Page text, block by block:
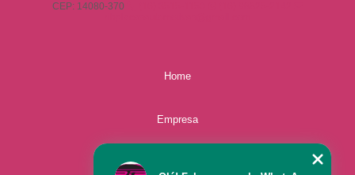
CEP: 14080-370
Home
Empresa